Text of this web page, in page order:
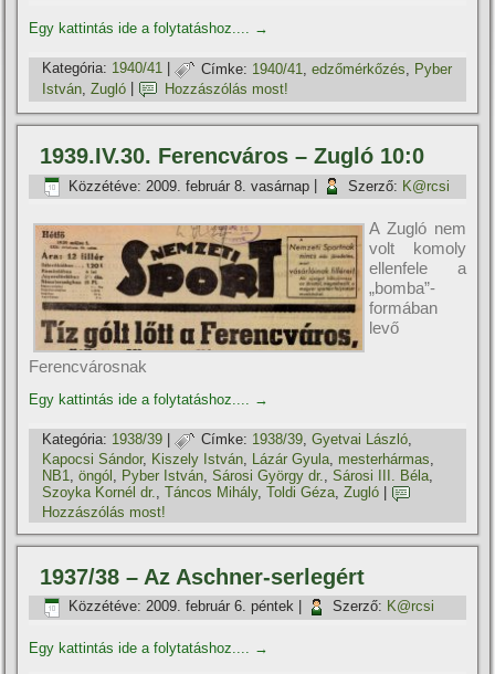
Egy kattintás ide a folytatáshoz.... →
Kategória: 1940/41 | Címke: 1940/41 ,edzőmérkőzés
Pyber
István ,Zugló Hozzászólás most!
1939.IV.30. Ferencváros – Zugló 10:0
Közzétéve: 2009. február 8. vasárnap Szerző: K@rcsi
A Zugló nem
volt komoly
ellenfele a
„bomba”-
formában
levő
Ferencvárosnak
Egy kattintás ide a folytatáshoz.... →
Kategória: 1938/39 | Címke: 1938/39,Gyetvai László,
Kapocsi Sándor, Kiszely István Lázár Gyula mesterhármas
NB1
,öngól Pyber István ,Sárosi György dr. ,Sárosi III. Béla
Szoyka Kornél dr.,Táncos Mihály,Toldi Géza,Zugló
Hozzászólás most!
1937/38 – Az Aschner-serlegért
Közzétéve: 2009. február 6. péntek Szerző: K@rcsi
Egy kattintás ide a folytatáshoz.... →